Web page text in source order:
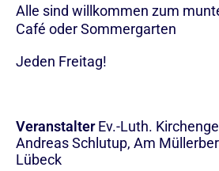
Alle sind willkommen zum
Café oder Sommergarten
Jeden Freitag!
Veranstalter Ev.-Luth.
Andreas Schlutup, Am
Lübeck